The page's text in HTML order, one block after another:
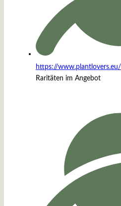
https://www.plantlovers.eu/
Raritäten im Angebot